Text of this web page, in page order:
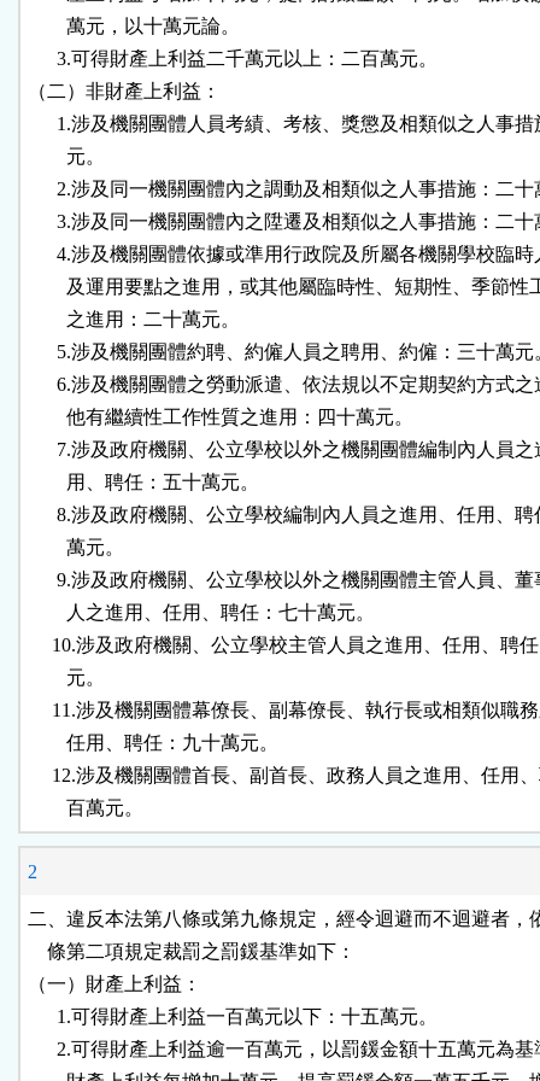
        萬元，以十萬元論。
      3.可得財產上利益二千萬元以上：二百萬元。
（二）非財產上利益：
1.涉及機關團體人員考績、考核、獎懲及相類似之人事
        元。
2.涉及同一機關團體內之調動及相類似之人事措施：二
3.涉及同一機關團體內之陞遷及相類似之人事措施：二
4.涉及機關團體依據或準用行政院及所屬各機關學校臨
及運用要點之進用，或其他屬臨時性、短期性、季節性
        之進用：二十萬元。
5.涉及機關團體約聘、約僱人員之聘用、約僱：三十萬元
6.涉及機關團體之勞動派遣、依法規以不定期契約方式
        他有繼續性工作性質之進用：四十萬元。
7.涉及政府機關、公立學校以外之機關團體編制內人員
        用、聘任：五十萬元。
8.涉及政府機關、公立學校編制內人員之進用、任用、
        萬元。
9.涉及政府機關、公立學校以外之機關團體主管人員、
        人之進用、任用、聘任：七十萬元。
10.涉及政府機關、公立學校主管人員之進用、任用、聘
        元。
11.涉及機關團體幕僚長、副幕僚長、執行長或相類似職
        任用、聘任：九十萬元。
12.涉及機關團體首長、副首長、政務人員之進用、任用
        百萬元。
2
二、違反本法第八條或第九條規定，經令迴避而不迴避者，
    條第二項規定裁罰之罰鍰基準如下：
（一）財產上利益：
      1.可得財產上利益一百萬元以下：十五萬元。
2.可得財產上利益逾一百萬元，以罰鍰金額十五萬元為